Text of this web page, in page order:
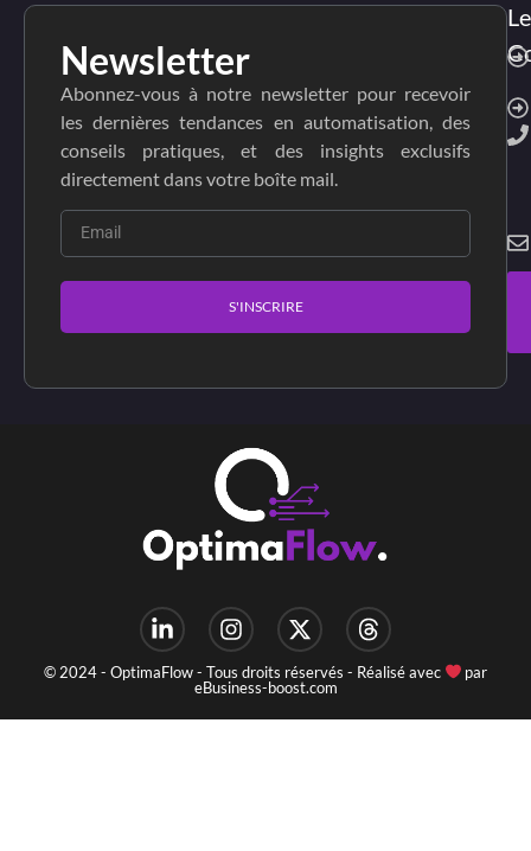
Newsletter
Abonnez-vous à notre newsletter pour recevoir
les dernières tendances en automatisation, des
conseils pratiques, et des insights exclusifs
directement dans votre boîte mail.
S'INSCRIRE
© 2024 - OptimaFlow - Tous droits réservés - Réalisé avec
par
eBusiness-boost.com